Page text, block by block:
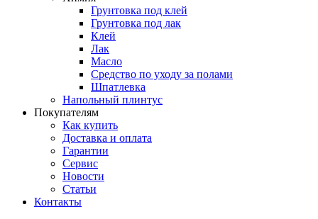
Грунтовка под клей
Грунтовка под лак
Клей
Лак
Масло
Средство по уходу за полами
Шпатлевка
Напольный плинтус
Покупателям
Как купить
Доставка и оплата
Гарантии
Сервис
Новости
Статьи
Контакты